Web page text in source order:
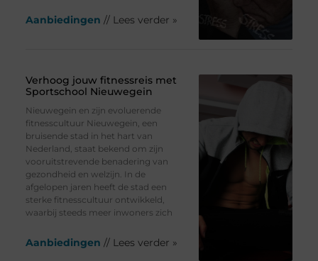
Aanbiedingen // Lees verder »
Verhoog jouw fitnessreis met
Sportschool Nieuwegein
Nieuwegein en zijn evoluerende
fitnesscultuur Nieuwegein, een
bruisende stad in het hart van
Nederland, staat bekend om zijn
vooruitstrevende benadering van
gezondheid en welzijn. In de
afgelopen jaren heeft de stad een
sterke fitnesscultuur ontwikkeld,
waarbij steeds meer inwoners zich
Aanbiedingen // Lees verder »